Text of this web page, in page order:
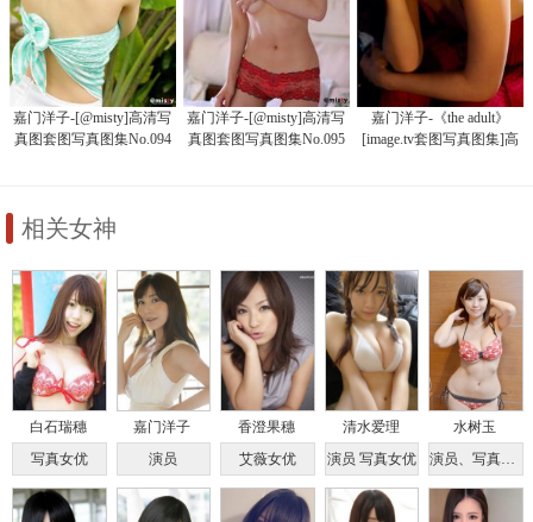
嘉门洋子-[@misty]高清写
真图套图写真图集No.094
嘉门洋子-[@misty]高清写
真图套图写真图集No.095
嘉门洋子-《the adult》
[image.tv套图写真图集]高
相关女神
白石瑞穗
写真女优
嘉门洋子
演员
香澄果穗
艾薇女优
清水爱理
演员 写真女优
水树玉
演员、写真女优